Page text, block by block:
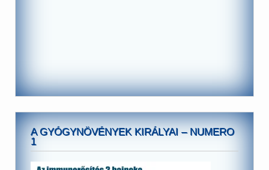
A GYÓGYNÖVÉNYEK KIRÁLYAI – NUMERO
1